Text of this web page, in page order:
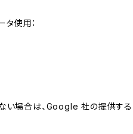
使用：
い場合は、Google 社の提供す